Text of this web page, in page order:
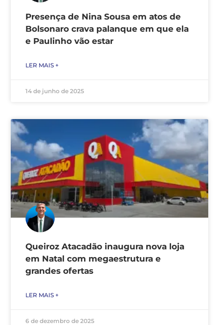
Presença de Nina Sousa em atos de
Bolsonaro crava palanque em que ela
e Paulinho vão estar
LER MAIS +
14 de junho de 2025
Queiroz Atacadão inaugura nova loja
em Natal com megaestrutura e
grandes ofertas
LER MAIS +
6 de dezembro de 2025